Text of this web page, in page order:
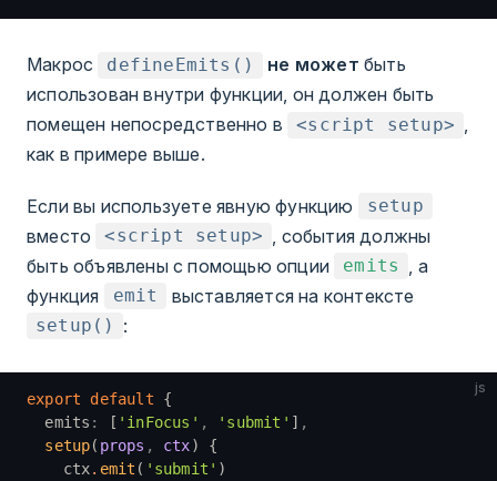
Макрос defineEmits() не может быть
использован внутри функции, он должен быть
помещен непосредственно в
<script setup> ,
как в примере выше.
Если вы используете явную функцию setup
вместо <script setup>
, события должны
быть объявлены с помощью опции
emits
, а
функция
emit выставляется на контексте
setup() :
js
export default {
  emits
: [ 'inFocus' , 'submit' ] ,
  setup
( props , ctx) {
    ctx
. emit ( 'submit' )